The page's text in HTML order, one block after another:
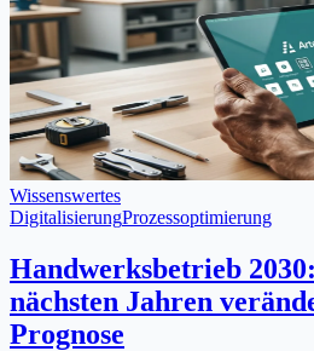
Wissenswertes
DigitalisierungProzessoptimierung
Handwerksbetrieb
nächsten Jahren
Prognose